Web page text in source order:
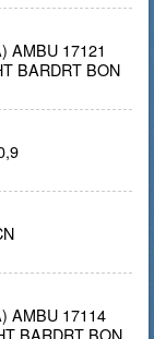
AMBU 17121
BARDRT BON
AMBU 17114
BARDRT BON